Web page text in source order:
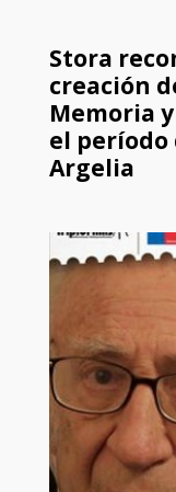
Stora
creación
Memoria
el período
Argelia